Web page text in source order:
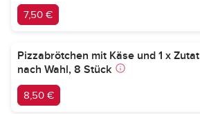
7,50 €
Pizzabrötchen mit Käse und 1 x Zutat
nach Wahl, 8 Stück
8,50 €